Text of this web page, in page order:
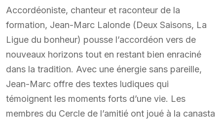
Accordéoniste, chanteur et raconteur de la
formation, Jean-Marc Lalonde (Deux Saisons, La
Ligue du bonheur) pousse l’accordéon vers de
nouveaux horizons tout en restant bien enraciné
dans la tradition. Avec une énergie sans pareille,
Jean-Marc offre des textes ludiques qui
témoignent les moments forts d’une vie. Les
membres du Cercle de l’amitié ont joué à la canasta